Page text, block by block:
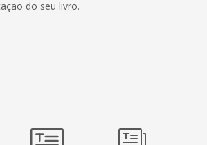
do seu livro.